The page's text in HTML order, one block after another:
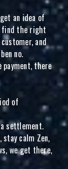
an idea of
find the right
and
no.
there
of
settlement.
calm Zen,
we get there,